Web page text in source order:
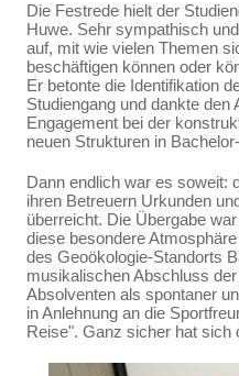
Die Festrede hielt der
Huwe. Sehr sympathisch
auf, mit wie vielen Themen
beschäftigen können oder
Er betonte die Identifikation
Studiengang und dankte den
Engagement bei der
neuen Strukturen in
Dann endlich war es soweit:
ihren Betreuern Urkunden
überreicht. Die Übergabe
diese besondere
des Geoökologie-Standorts
musikalischen Abschluss
Absolventen als spontaner
in Anlehnung an die
Reise". Ganz sicher hat sich